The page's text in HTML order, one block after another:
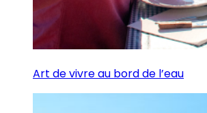
Art de vivre au bord de l’eau